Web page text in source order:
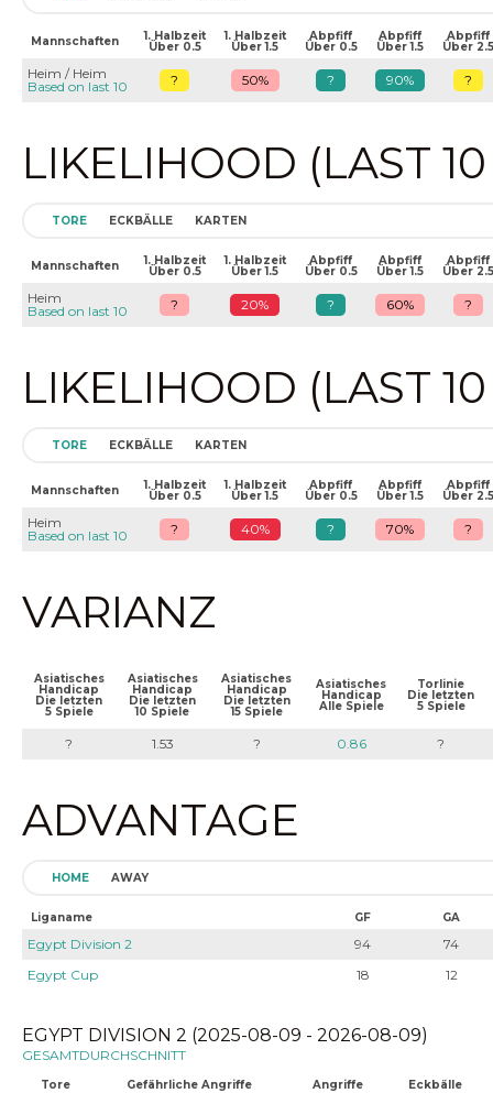
Mannschaften 1. Halbzeit
Über 0.5
1. Halbzeit
Über 1.5
Abpfiff
Über 0.5
Abpfiff
Über 1.5
Abpfiff
Über 2.5
Heim / Heim
Based on last 10
? 50% ? 90% ?
LIKELIHOOD (LAST
TORE ECKBÄLLE KARTEN
Mannschaften 1. Halbzeit
Über 0.5
1. Halbzeit
Über 1.5
Abpfiff
Über 0.5
Abpfiff
Über 1.5
Abpfiff
Über 2.5
Heim
Based on last 10
? 20% ? 60% ?
LIKELIHOOD (LAST
TORE ECKBÄLLE KARTEN
Mannschaften 1. Halbzeit
Über 0.5
1. Halbzeit
Über 1.5
Abpfiff
Über 0.5
Abpfiff
Über 1.5
Abpfiff
Über 2.5
Heim
Based on last 10
? 40% ? 70% ?
VARIANZ
Asiatisches
Handicap
Die letzten
5 Spiele
Asiatisches
Handicap
Die letzten
10 Spiele
Asiatisches
Handicap
Die letzten
15 Spiele
Asiatisches
Handicap
Alle Spiele
Torlinie
Die letzten
5 Spiele
? 1.53 ? 0.86 ?
ADVANTAGE
HOME AWAY
Liganame GF GA
Egypt Division 2 94
74
Egypt Cup
18 12
EGYPT DIVISION 2 (2025-08-09 - 2026-08-09)
GESAMTDURCHSCHNITT
Tore Gefährliche Angriffe Angriffe Eckbälle